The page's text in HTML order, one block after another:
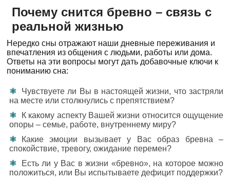
Почему снится бревно – связь с
реальной жизнью
Нередко сны отражают наши дневные переживания и
впечатления из общения с людьми, работы или дома.
Ответы на эти вопросы могут дать добавочные ключи к
пониманию сна:
Чувствуете ли Вы в настоящей жизни, что застряли
на месте или столкнулись с препятствием?
К какому аспекту Вашей жизни относится ощущение
опоры – семье, работе, внутреннему миру?
Какие эмоции вызывает у Вас образ бревна –
спокойствие, тревогу, ожидание перемен?
Есть ли у Вас в жизни «бревно», на которое можно
положиться, или Вы испытываете дефицит поддержки?